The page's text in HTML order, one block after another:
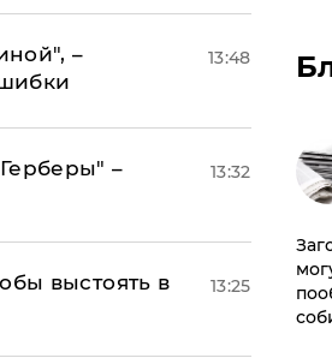
–
13:48
–
13:32
выстоять в
13:25